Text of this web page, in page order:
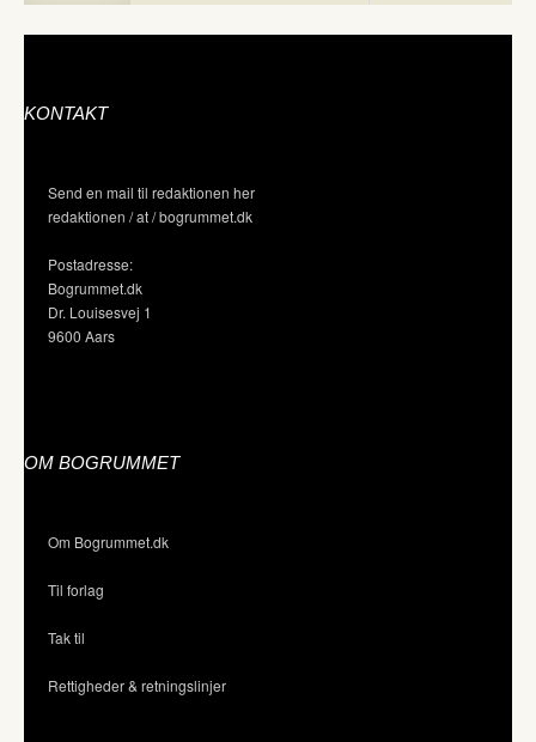
KONTAKT
Send en mail til redaktionen her
redaktionen / at / bogrummet.dk
Postadresse:
Bogrummet.dk
Dr. Louisesvej 1
9600 Aars
OM BOGRUMMET
Om Bogrummet.dk
Til forlag
Tak til
Rettigheder & retningslinjer